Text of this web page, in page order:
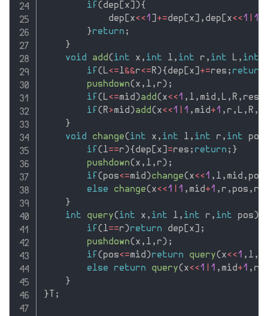
if (dep [x] ){
            dep
[x<<1 ] +=dep [x] , dep [x<<1 | 1
}return ;
}
void
add(int x , int l , int r , int L , int
if (L<=l&&r<=R){dep [x] +=res ; return
pushdown(x , l , r) ;
if (L<=mid)add(x<<1 , l , mid , L , R , res
if (R>mid)add(x<<1 | 1 , mid+1 , r , L , R ,
}
void
change(int x , int l , int r , int pos
if (l==r){dep [x] =res ; return ; }
pushdown(x , l , r) ;
if (pos<=mid)change(x<<1 , l , mid , pos
else
change(x<<1 | 1 , mid+1 , r , pos ,
}
int
query(int x , int l , int r , int pos)
if (l==r)return dep [x] ;
pushdown(x , l , r) ;
if (pos<=mid)return query(x<<1 , l ,
else
return query(x<<1 | 1 , mid+1 , r
}
} T ;